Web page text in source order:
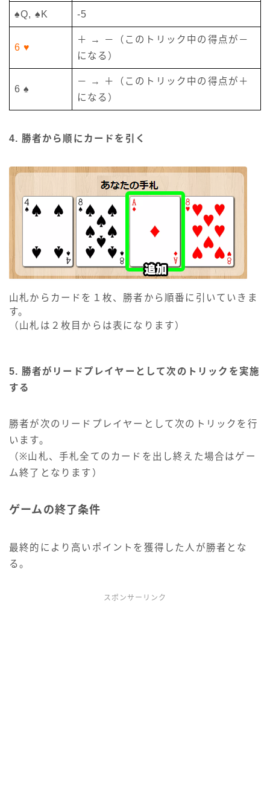
♠Q, ♠K -5
6 ♥
＋ → －（このトリック中の得点が－
になる）
6 ♠
－ → ＋（このトリック中の得点が＋
になる）
4. 勝者から順にカードを引く
山札からカードを１枚、勝者から順番に引いていきま
す。
（山札は２枚目からは表になります）
5. 勝者がリードプレイヤーとして次のトリックを実施
する
勝者が次のリードプレイヤーとして次のトリックを行
います。
（※山札、手札全てのカードを出し終えた場合はゲー
ム終了となります）
ゲームの終了条件
最終的により高いポイントを獲得した人が勝者とな
る。
スポンサーリンク